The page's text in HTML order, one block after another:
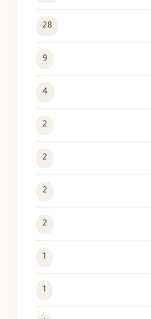
28
9
4
2
2
2
2
1
1